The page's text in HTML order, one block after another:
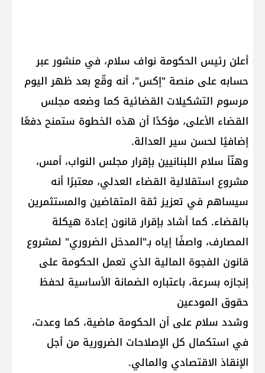
أعلن رئيس الحكومة نواف سلام، في منشور عبر
حسابه على منصة "إكس"، أنه وقّع بعد ظهر اليوم
مرسوم التشكيلات القضائية كما وضعه مجلس
القضاء الأعلى، مؤكدًا أن هذه الخطوة ستمنح دفعًا
إضافيًا لحسن سير العدالة.
وهنّأ سلام اللبنانيين بإقرار مجلس النواب، أمس،
مشروع استقلالية القضاء العدلي، معتبرًا أنه
سيساهم في تعزيز ثقة المتقاضين والمستثمرين
بالقضاء. كما أشاد بإقرار قانون إعادة هيكلة
المصارف، واصفًا إياه بـ"المدخل الضروري" لمشروع
قانون الفجوة المالية الذي تعمل الحكومة على
إنجازه بسرعة، باعتباره الضمانة الأساسية لحفظ
حقوق المودعين
وشدد سلام على أن الحكومة ماضية، كما وعدت،
في استكمال كل الإصلاحات الضرورية من أجل
الإنقاذ الاقتصادي والمالي.